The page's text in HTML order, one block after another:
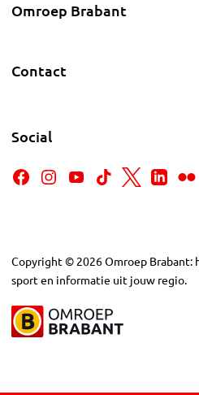
Omroep Brabant
Contact
Social
Copyright © 2026Omroep Brabant:
sport en informatie uit jouw regio.